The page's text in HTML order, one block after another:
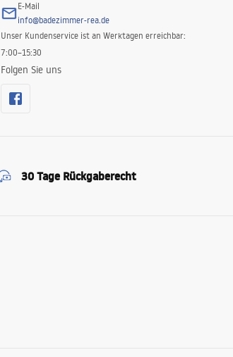
E-Mail
info@badezimmer-rea.de
Unser Kundenservice ist an Werktagen erreichbar:
7:00–15:30
Folgen Sie uns
30 Tage Rückgaberecht